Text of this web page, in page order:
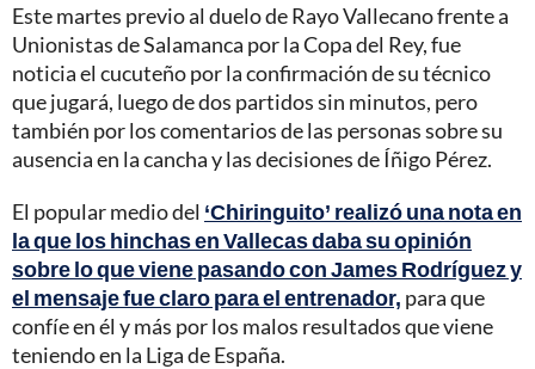
Este martes previo al duelo de Rayo Vallecano frente a
Unionistas de Salamanca por la Copa del Rey, fue
noticia el cucuteño por la confirmación de su técnico
que jugará, luego de dos partidos sin minutos, pero
también por los comentarios de las personas sobre su
ausencia en la cancha y las decisiones de Íñigo Pérez.
El popular medio del ‘Chiringuito’ realizó una nota en
la que los hinchas en Vallecas daba su opinión
sobre lo que viene pasando con James Rodríguez y
el mensaje fue claro para el entrenador, para que
confíe en él y más por los malos resultados que viene
teniendo en la Liga de España.